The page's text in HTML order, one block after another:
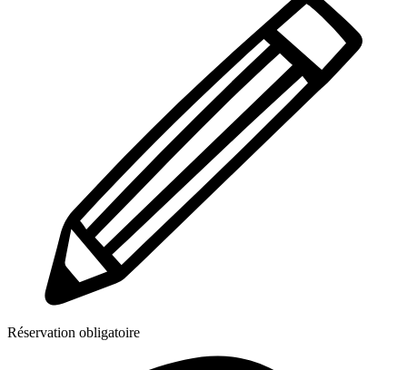
Réservation obligatoire